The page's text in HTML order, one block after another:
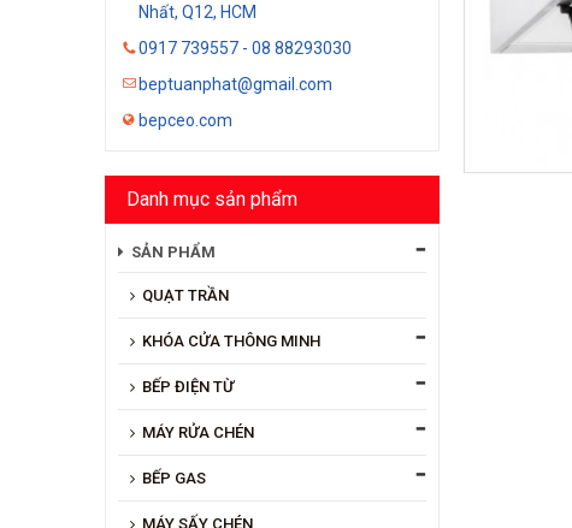
Nhất, Q12, HCM
0917 739557 - 08 88293030
beptuanphat@gmail.com
bepceo.com
Danh mục sản phẩm
SẢN PHẨM
QUẠT TRẦN
KHÓA CỬA THÔNG MINH
BẾP ĐIỆN TỪ
MÁY RỬA CHÉN
BẾP GAS
MÁY SẤY CHÉN